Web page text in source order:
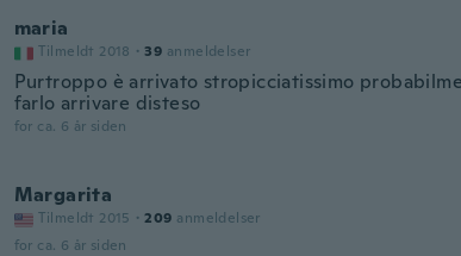
maria
Tilmeldt 2018 · 39 anmeldelser
Purtroppo è arrivato stropicciatissimo
farlo arrivare disteso
for ca. 6 år siden
Margarita
Tilmeldt 2015 · 209 anmeldelser
for ca. 6 år siden